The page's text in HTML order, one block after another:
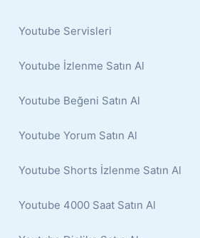
Youtube Servisleri
Youtube İzlenme Satın Al
Youtube Beğeni Satın Al
Youtube Yorum Satın Al
Youtube Shorts İzlenme Satın Al
Youtube 4000 Saat Satın Al